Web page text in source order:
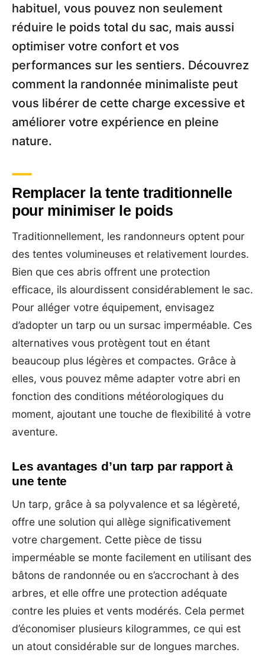
habituel, vous pouvez non seulement
réduire le poids total du sac, mais aussi
optimiser votre confort et vos
performances sur les sentiers. Découvrez
comment la randonnée minimaliste peut
vous libérer de cette charge excessive et
améliorer votre expérience en pleine
nature.
Remplacer la tente traditionnelle
pour minimiser le poids
Traditionnellement, les randonneurs optent pour
des tentes volumineuses et relativement lourdes.
Bien que ces abris offrent une protection
efficace, ils alourdissent considérablement le sac.
Pour alléger votre équipement, envisagez
d’adopter un tarp ou un sursac imperméable. Ces
alternatives vous protègent tout en étant
beaucoup plus légères et compactes. Grâce à
elles, vous pouvez même adapter votre abri en
fonction des conditions météorologiques du
moment, ajoutant une touche de flexibilité à votre
aventure.
Les avantages d’un tarp par rapport à
une tente
Un tarp, grâce à sa polyvalence et sa légèreté,
offre une solution qui allège significativement
votre chargement. Cette pièce de tissu
imperméable se monte facilement en utilisant des
bâtons de randonnée ou en s’accrochant à des
arbres, et elle offre une protection adéquate
contre les pluies et vents modérés. Cela permet
d’économiser plusieurs kilogrammes, ce qui est
un atout considérable sur de longues marches.